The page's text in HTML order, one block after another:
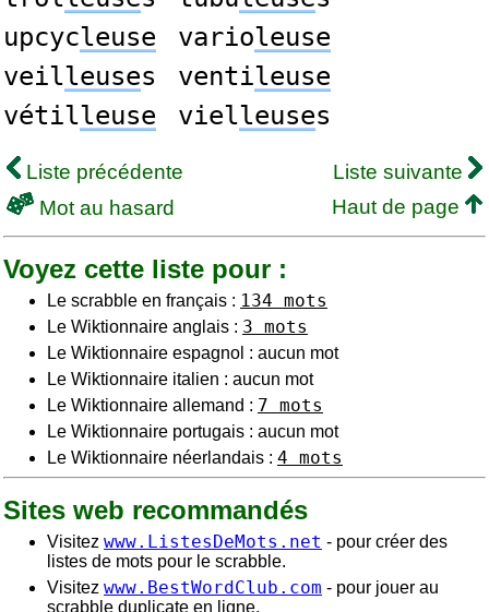
upcycleuse varioleuse
veilleuses ventileuse
vétilleuse vielleuses
Liste précédente
Liste suivante
Mot au hasard
Haut de page
Voyez cette liste pour :
Le scrabble en français : 134 mots
Le Wiktionnaire anglais : 3 mots
Le Wiktionnaire espagnol : aucun mot
Le Wiktionnaire italien : aucun mot
Le Wiktionnaire allemand : 7 mots
Le Wiktionnaire portugais : aucun mot
Le Wiktionnaire néerlandais : 4 mots
Sites web recommandés
Visitez www.ListesDeMots.net - pour créer des
listes de mots pour le scrabble.
Visitez www.BestWordClub.com - pour jouer au
scrabble duplicate en ligne.